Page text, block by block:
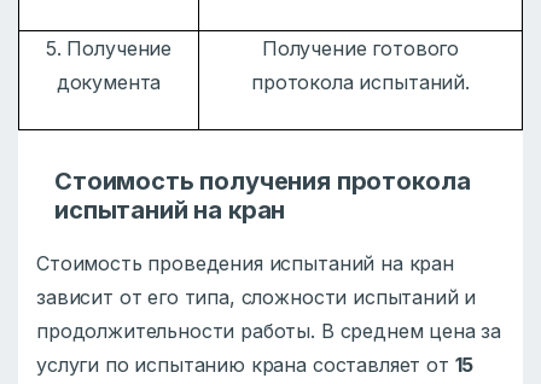
5. Получение
документа
Получение готового
протокола испытаний.
Стоимость получения протокола
испытаний на кран
Стоимость проведения испытаний на кран
зависит от его типа, сложности испытаний и
продолжительности работы. В среднем цена за
услуги по испытанию крана составляет от 15